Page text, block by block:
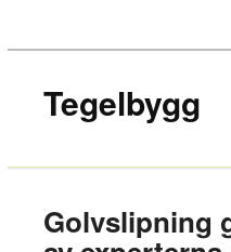
KONTAKT
Tegelbygg
Golvslipning